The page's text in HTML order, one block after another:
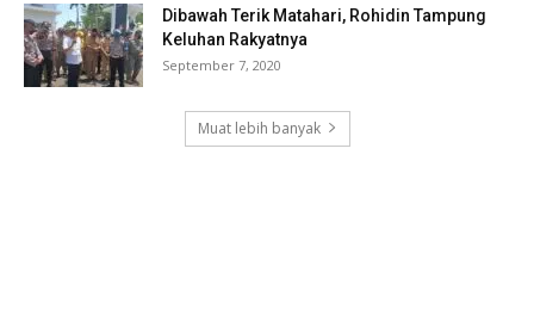
Dibawah Terik Matahari, Rohidin Tampung
Keluhan Rakyatnya
September 7, 2020
Muat lebih banyak